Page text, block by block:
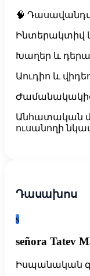
🧠
Ինտերակտիվ
Խաղեր և
Աուդիո և
Ժամանակակից
Անհատական
ուսանողի
Դասախոս
s
señora Tatev
Իսպանական